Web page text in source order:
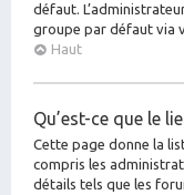
défaut.
groupe par défaut via
Haut
Qu’est-ce que le
Cette page donne la
compris les
détails tels que les